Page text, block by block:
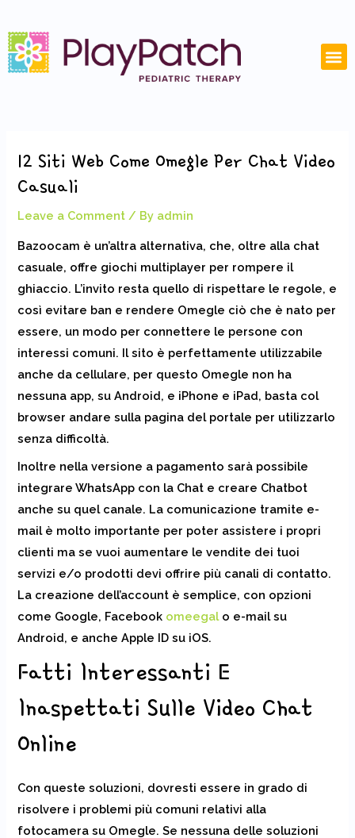
to
content
12 Siti Web Come Omegle Per Chat Video
Casuali
Leave a Comment / By admin
Bazoocam è un’altra alternativa, che, oltre alla chat
casuale, offre giochi multiplayer per rompere il
ghiaccio. L’invito resta quello di rispettare le regole, e
così evitare ban e rendere Omegle ciò che è nato per
essere, un modo per connettere le persone con
interessi comuni. Il sito è perfettamente utilizzabile
anche da cellulare, per questo Omegle non ha
nessuna app, su Android, e iPhone e iPad, basta col
browser andare sulla pagina del portale per utilizzarlo
senza difficoltà.
Inoltre nella versione a pagamento sarà possibile
integrare WhatsApp con la Chat e creare Chatbot
anche su quel canale. La comunicazione tramite e-
mail è molto importante per poter assistere i propri
clienti ma se vuoi aumentare le vendite dei tuoi
servizi e/o prodotti devi offrire più canali di contatto.
La creazione dell’account è semplice, con opzioni
come Google, Facebook omeegalo e-mail su
Android, e anche Apple ID su iOS.
Fatti Interessanti E
Inaspettati Sulle Video Chat
Online
Con queste soluzioni, dovresti essere in grado di
risolvere i problemi più comuni relativi alla
fotocamera su Omegle. Se nessuna delle soluzioni
navigation